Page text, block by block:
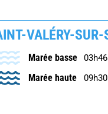
VALÉRY-SUR-
Marée basse 03h46
Marée haute 09h30